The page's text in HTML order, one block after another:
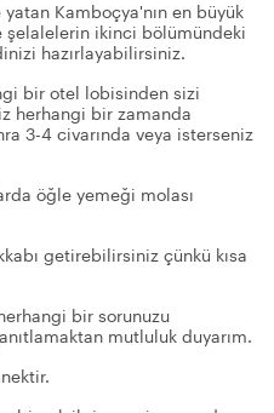
Kamboçya'nın en büyük
şelalelerin ikinci bölümündeki
hazırlayabilirsiniz.
bir otel lobisinden sizi
herhangi bir zamanda
3-4 civarında veya isterseniz
öğle yemeği molası
getirebilirsiniz çünkü kısa
bir sorunuzu
mutluluk duyarım.